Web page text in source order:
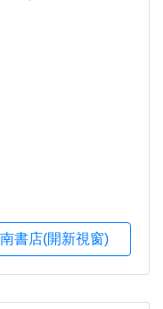
書店(開新視窗)